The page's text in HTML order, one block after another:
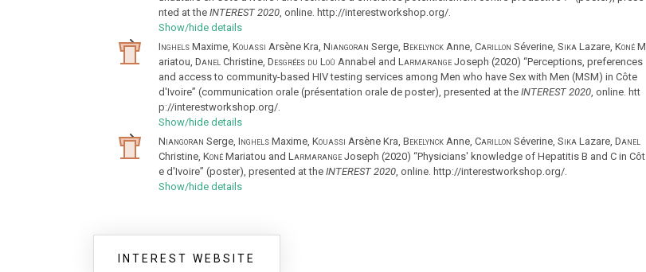
nted at the INTEREST 2020, online. http://interestworkshop.org/.
Show/hide details
Inghels Maxime, Kouassi Arsène Kra, Niangoran Serge, Bekelynck Anne, Carillon Séverine, Sika Lazare, Koné M
ariatou, Danel Christine, Desgrées du Loû Annabel and Larmarange Joseph (2020) “Perceptions, preferences
and access to community-based HIV testing services among Men who have Sex with Men (MSM) in Côte
d'Ivoire” (communication orale (présentation orale de poster), presented at the INTEREST 2020, online. htt
p://interestworkshop.org/.
Show/hide details
Niangoran Serge, Inghels Maxime, Kouassi Arsène Kra, Bekelynck Anne, Carillon Séverine, Sika Lazare, Danel
Christine, Koné Mariatou and Larmarange Joseph (2020) “Physicians' knowledge of Hepatitis B and C in Côt
e d'Ivoire” (poster), presented at the INTEREST 2020, online. http://interestworkshop.org/.
Show/hide details
INTEREST WEBSITE